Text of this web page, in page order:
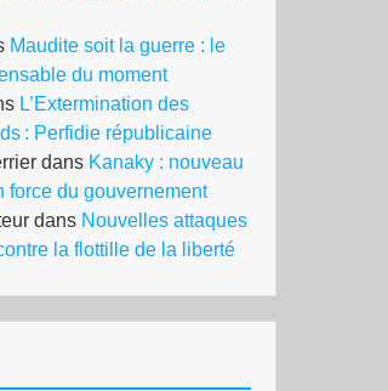
Maudite soit la guerre : le
du moment
L’Extermination des
: Perfidie républicaine
dans Kanaky : nouveau
force du gouvernement
dans Nouvelles attaques
la flottille de la liberté